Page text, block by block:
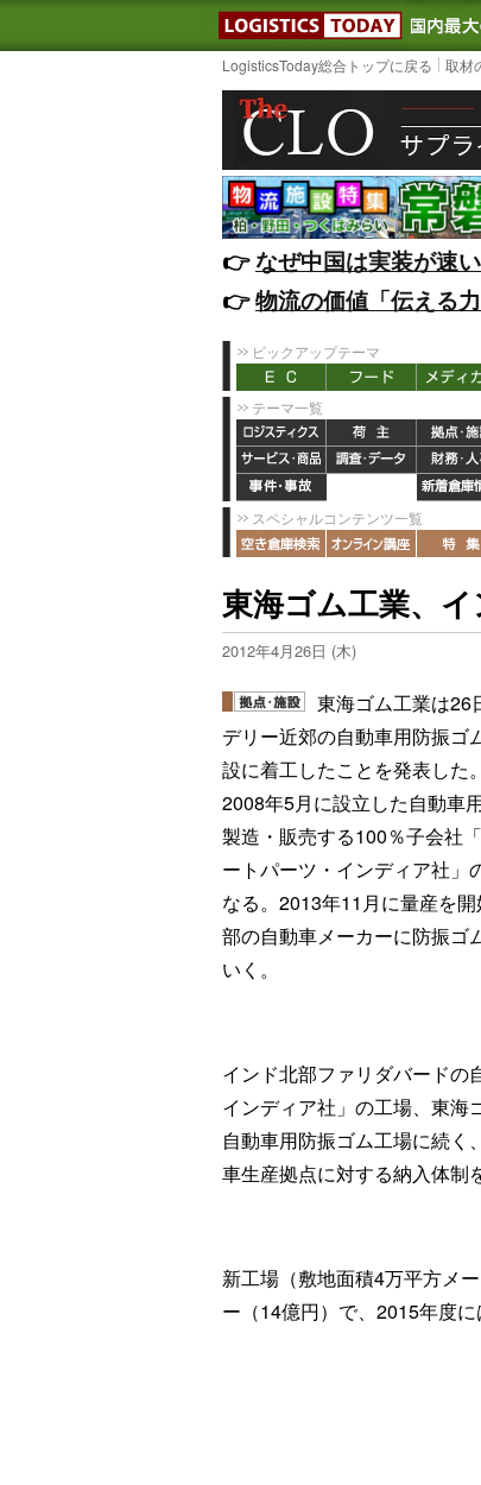
LogisticsToday総合トップに戻る 取材
👉️なぜ中国は実装が速
👉️物流の価値「伝える
ピックアップテーマ
テーマ一覧
スペシャルコンテンツ一覧
東海ゴム工業、
2012年4月26日 (木)
東海ゴム工業は26
デリー近郊の自動車用防振ゴ
設に着工したことを発表した
2008年5月に設立した自動車
製造・販売する100％子会社
ートパーツ・インディア社」
なる。2013年11月に量産を
部の自動車メーカーに防振ゴ
いく。
インド北部ファリダバードの
インディア社」の工場、東海
自動車用防振ゴム工場に続く
車生産拠点に対する納入体制
新工場（敷地面積4万平方メ
ー（14億円）で、2015年度